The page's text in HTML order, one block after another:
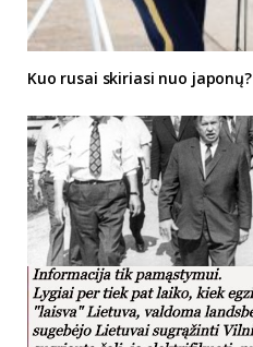
Kuo rusai skiriasi nuo japonų?